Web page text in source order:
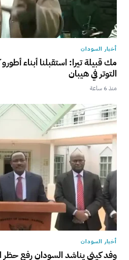
أخبار السودان
مك قبيلة تيرا: استقبلنا أبناء
التوتر في هيبان
منذ 6 ساعة
أخبار السودان
وفد كيني يناشد السودان رفع حظر